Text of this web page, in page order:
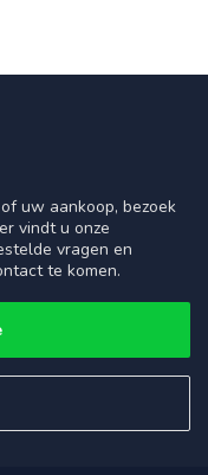
uw aankoop, bezoek
vindt u onze
vragen en
te komen.